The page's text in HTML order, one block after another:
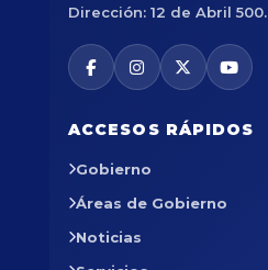
Dirección: 12 de Abril 500.
ACCESOS RÁPIDOS
Gobierno
Áreas de Gobierno
Noticias